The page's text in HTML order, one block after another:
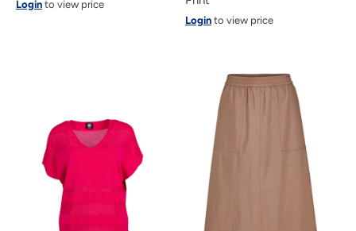
Login to view price
Login to view price